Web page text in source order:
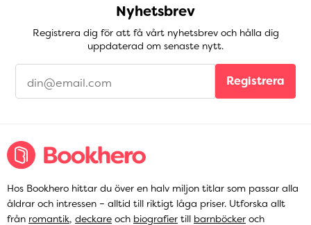
Nyhetsbrev
Registrera dig för att få vårt nyhetsbrev och hålla dig
uppdaterad om senaste nytt.
Registrera
Hos Bookhero hittar du över en halv miljon titlar som passar alla
åldrar och intressen – alltid till riktigt låga priser. Utforska allt
från romantik, deckare och biografier till barnböcker och